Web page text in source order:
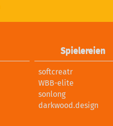
Spielereien
softcreatr
WBB-elite
sonlong
darkwood.design